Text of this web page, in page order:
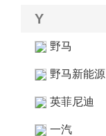
Y
野马
野马新能源
英菲尼迪
一汽